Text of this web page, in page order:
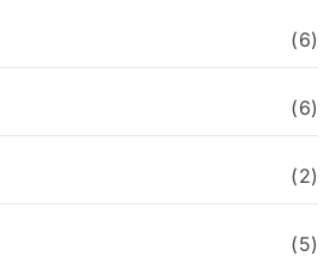
(6)
(6)
(2)
(5)